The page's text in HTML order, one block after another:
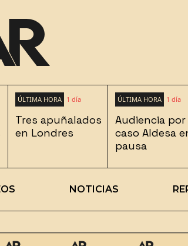
ÚLTIMA HORA 1 día
Tres apuñalados
en Londres
ÚLTIMA HORA 1 día
Audiencia por
caso Aldesa
pausa
NOTICIAS